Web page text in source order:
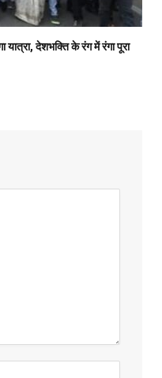
यात्रा, देशभक्ति के रंग में रंगा पूरा